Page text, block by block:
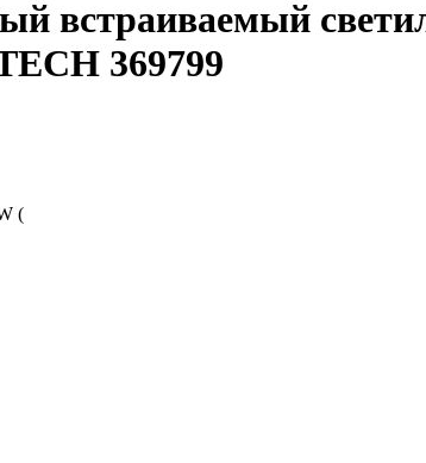
встраиваемый
369799
(